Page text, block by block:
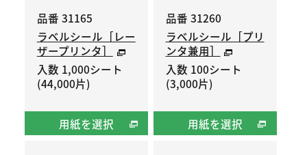
品番 31165
ラベルシール［レー
ザープリンタ］
入数 1,000シート
(44,000片)
用紙を選択
品番 31260
ラベルシール［プリ
ンタ兼用］
入数 100シート
(3,000片)
用紙を選択